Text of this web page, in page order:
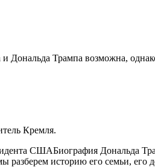
Трампа возможна,
Кремля.
СШАБиография Дональда
историю его семьи, его